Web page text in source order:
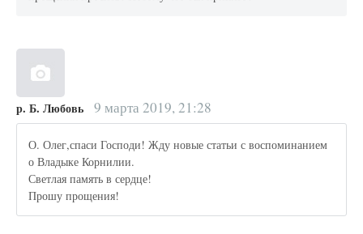
р. Б. Любовь 9 марта 2019, 21:28
О. Олег,спаси Господи! Жду новые статьи с воспоминанием
о Владыке Корнилии.
Светлая память в сердце!
Прошу прощения!